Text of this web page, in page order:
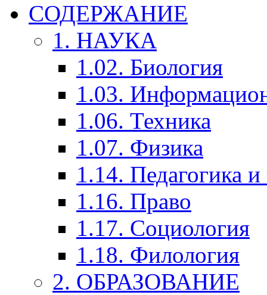
СОДЕРЖАНИЕ
1. НАУКА
1.02. Биология
1.03.
1.06. Техника
1.07. Физика
1.14. Педагогика
1.16. Право
1.17. Социология
1.18. Филология
2. ОБРАЗОВАНИЕ